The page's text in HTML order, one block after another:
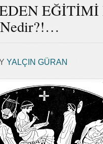
EĞİTİMİ
Nedir?!…
YALÇIN GÜRAN